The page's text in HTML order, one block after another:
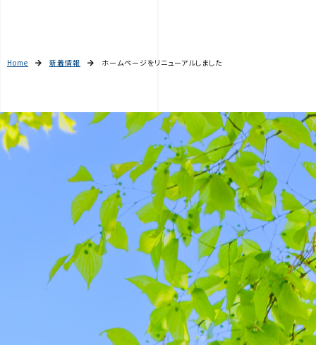
Home 新着情報 ホームページをリニューアルしました